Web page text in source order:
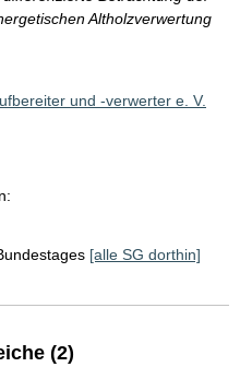
Altholzverwertung
und -verwerter e. V.
[alle SG dorthin]
(2)